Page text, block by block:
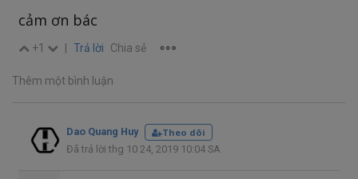
cảm ơn bác
+1 Trả lời Chia sẻ
Thêm một bình luận
Dao Quang Huy
Theo dõi
Đã trả lời thg 10 24, 2019 10:04 SA